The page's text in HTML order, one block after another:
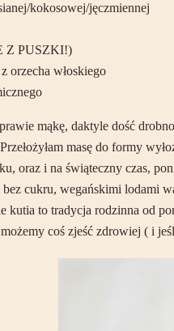
kokosowej/jęczmiennej
Z PUSZKI!)
orzecha włoskiego
mąkę, daktyle dość
masę do formy
oraz i na świąteczny czas,
cukru, wegańskimi lodami
to tradycja rodzinna od
coś zjeść zdrowiej ( i